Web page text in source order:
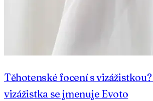
Těhotenské focení s
vizážistka se jmenuje Evoto